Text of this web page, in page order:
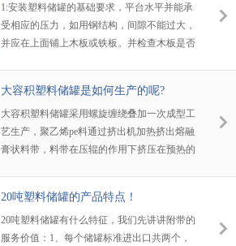
好坏就不那么容易。一位的追求价格低，那么
一分价钱一分货，质量有可能就不好。所以我
们需要有一双能够鉴别塑料储罐的眼睛。那么
1:安装塑料储罐的基础要求，平台水平并能承
受相应的压力，如用钢结构，间隙不能过大，
并应在上面铺上木板或铁板。并检查木板是否
木板垫底等，增加强度压力。
大容积塑料储罐是如何生产的呢?
大容积塑料储罐采用螺旋缠绕叠加一次成型工
艺生产，聚乙烯pe料通过挤出机加热挤出熔融
膏状料带，料带在压辊的作用下挤压在预热的
一圈 料带上，并在压辊作用下两圈料熔融在
一起形成一体，连续下去完成单层缠绕。
20吨塑料储罐的产品特点！
20吨塑料储罐有什么特征，我们先讲讲附带的
服务价值：1、每个储罐标准进出口共两个，